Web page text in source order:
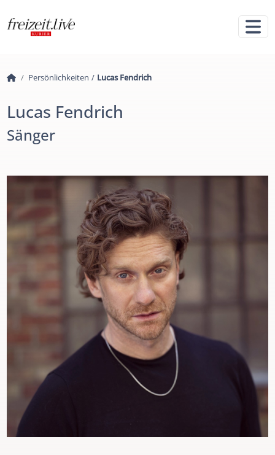
Persönlichkeiten / Lucas Fendrich
Lucas Fendrich
Sänger